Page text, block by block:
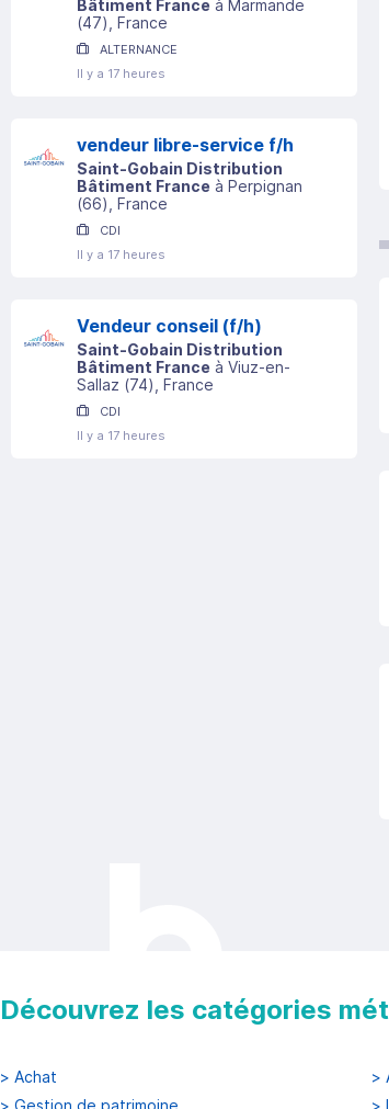
Bâtiment France à Marmande
(47) , France
ALTERNANCE
Il y a 17 heures
vendeur libre-service f/h
Saint-Gobain Distribution
Bâtiment France à Perpignan
(66) , France
CDI
Il y a 17 heures
Vendeur conseil (f/h)
Saint-Gobain Distribution
Bâtiment France à Viuz-en-
Sallaz (74) , France
CDI
Il y a 17 heures
Découvrez les catégories
> Achat >
> Gestion de patrimoine >